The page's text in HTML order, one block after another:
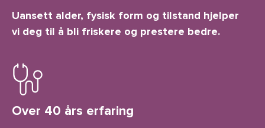
Uansett alder, fysisk form og tilstand hjelper
vi deg til å bli friskere og prestere bedre.
Over 40 års erfaring